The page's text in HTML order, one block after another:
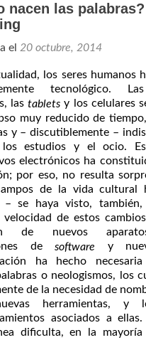
nacen las
el 20 octubre, 2014
los seres humanos
tecnológico.
lastablets y los celulares
muy reducido de
y – discutiblemente –
los estudios y el ocio.
electrónicos ha
por eso, no resulta
de la vida cultural
– se haya visto,
velocidad de estos
de nuevos
de software y
ha hecho
o neologismos, los
de la necesidad de
herramientas, y
asociados a
dificulta, en la